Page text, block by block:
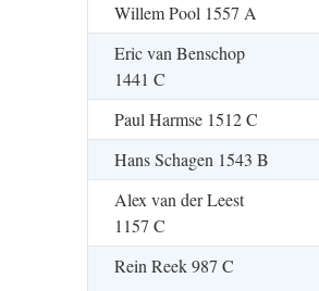
Willem Pool 1557 A
Eric van Benschop
1441 C
Paul Harmse 1512 C
Hans Schagen 1543 B
Alex van der Leest
1157 C
Rein Reek 987 C